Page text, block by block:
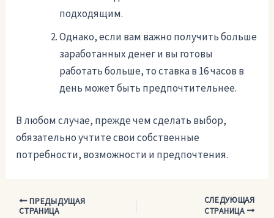
подходящим.
Однако, если вам важно получить больше
заработанных денег и вы готовы
работать больше, то ставка в 16 часов в
день может быть предпочтительнее.
В любом случае, прежде чем сделать выбор,
обязательно учтите свои собственные
потребности, возможности и предпочтения.
Навигация
ПРЕДЫДУЩАЯ
СТРАНИЦА
СЛЕДУЮЩАЯ
СТРАНИЦА